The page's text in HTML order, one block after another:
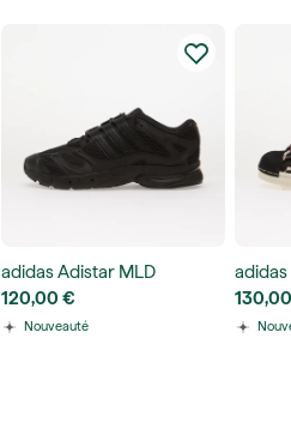
adidas Adistar MLD
120,00 €
Nouveauté